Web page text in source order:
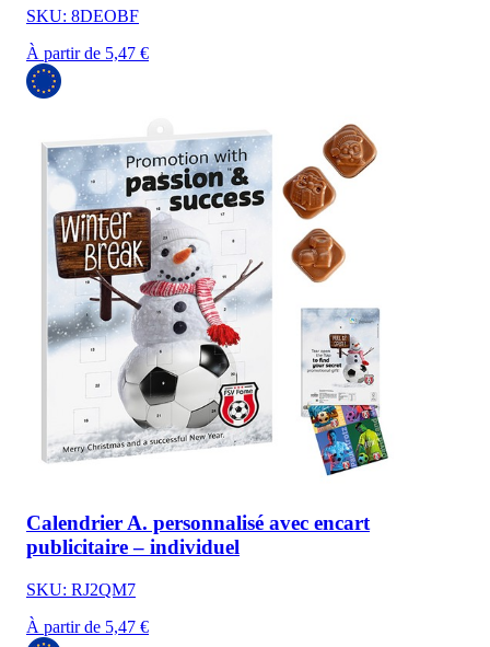
SKU: 8DEOBF
À partir de 5,47 €
Calendrier A. personnalisé avec encart
publicitaire – individuel
SKU: RJ2QM7
À partir de 5,47 €